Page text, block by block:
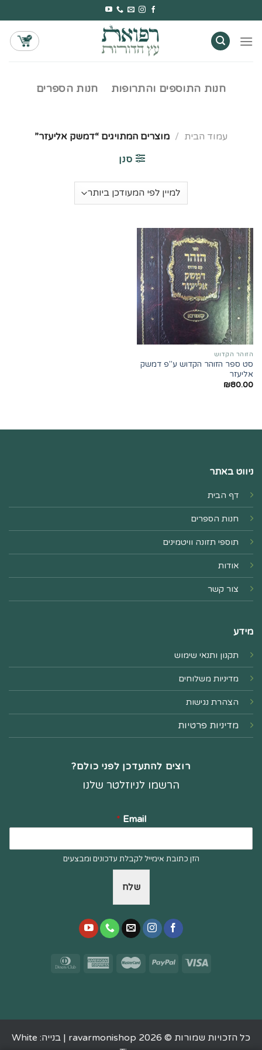
to
content
חנות התוספים והתרופות חנות הספרים
עמוד הבית / מוצרים המתויגים “דמשק אליעזר”
סנן
הזוהר הקדוש
סט ספר הזוהר הקדוש ע"פ דמשק
אליעזר
₪80.00
ניווט באתר
דף הבית
חנות הספרים
תוספי תזונה וויטמינים
אודות
צור קשר
מידע
תקנון ותנאי שימוש
מדיניות משלוחים
הצהרת נגישות
מדיניות פרטיות
רוצים להתעדכן לפני כולם?
הרשמו לניוזלטר שלנו
Email
*
הזן כתובת אימייל לקבלת עדכונים ומבצעים
שלח
כל הזכויות שמורות © 2026 ravarmonishop |
בנייה: White